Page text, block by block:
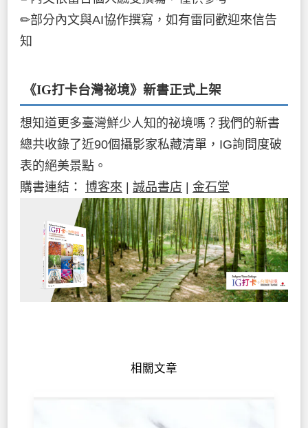
✏部分內文與AI協作撰寫，如有雷同歡迎來信告
知
《IG打卡台灣祕境》新書正式上架
想知道更多臺灣鮮少人知的祕境嗎？我們的新書
總共收錄了近90個攝影家私藏清單，IG詢問度破
表的絕美景點。
購書連結： 博客來 誠品書店 金石堂
相關文章